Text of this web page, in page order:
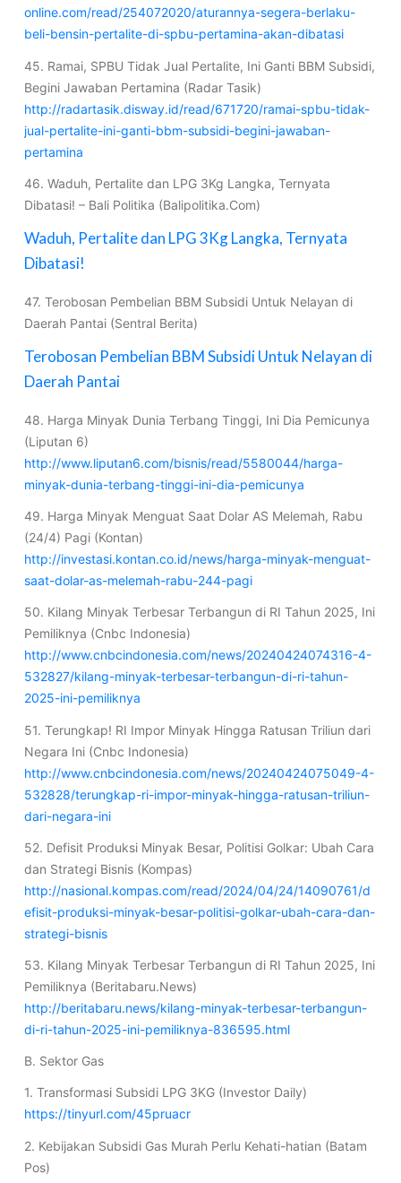
online.com/read/254072020/aturannya-segera-berlaku-
beli-bensin-pertalite-di-spbu-pertamina-akan-dibatasi
45. Ramai, SPBU Tidak Jual Pertalite, Ini Ganti BBM Subsidi,
Begini Jawaban Pertamina (Radar Tasik)
http://radartasik.disway.id/read/671720/ramai-spbu-tidak-
jual-pertalite-ini-ganti-bbm-subsidi-begini-jawaban-
pertamina
46. Waduh, Pertalite dan LPG 3Kg Langka, Ternyata
Dibatasi! – Bali Politika (Balipolitika.Com)
Waduh, Pertalite dan LPG 3Kg Langka, Ternyata
Dibatasi!
47. Terobosan Pembelian BBM Subsidi Untuk Nelayan di
Daerah Pantai (Sentral Berita)
Terobosan Pembelian BBM Subsidi Untuk Nelayan di
Daerah Pantai
48. Harga Minyak Dunia Terbang Tinggi, Ini Dia Pemicunya
(Liputan 6)
http://www.liputan6.com/bisnis/read/5580044/harga-
minyak-dunia-terbang-tinggi-ini-dia-pemicunya
49. Harga Minyak Menguat Saat Dolar AS Melemah, Rabu
(24/4) Pagi (Kontan)
http://investasi.kontan.co.id/news/harga-minyak-menguat-
saat-dolar-as-melemah-rabu-244-pagi
50. Kilang Minyak Terbesar Terbangun di RI Tahun 2025, Ini
Pemiliknya (Cnbc Indonesia)
http://www.cnbcindonesia.com/news/20240424074316-4-
532827/kilang-minyak-terbesar-terbangun-di-ri-tahun-
2025-ini-pemiliknya
51. Terungkap! RI Impor Minyak Hingga Ratusan Triliun dari
Negara Ini (Cnbc Indonesia)
http://www.cnbcindonesia.com/news/20240424075049-4-
532828/terungkap-ri-impor-minyak-hingga-ratusan-triliun-
dari-negara-ini
52. Defisit Produksi Minyak Besar, Politisi Golkar: Ubah Cara
dan Strategi Bisnis (Kompas)
http://nasional.kompas.com/read/2024/04/24/14090761/d
efisit-produksi-minyak-besar-politisi-golkar-ubah-cara-dan-
strategi-bisnis
53. Kilang Minyak Terbesar Terbangun di RI Tahun 2025, Ini
Pemiliknya (Beritabaru.News)
http://beritabaru.news/kilang-minyak-terbesar-terbangun-
di-ri-tahun-2025-ini-pemiliknya-836595.html
B. Sektor Gas
1. Transformasi Subsidi LPG 3KG (Investor Daily)
https://tinyurl.com/45pruacr
2. Kebijakan Subsidi Gas Murah Perlu Kehati-hatian (Batam
Pos)